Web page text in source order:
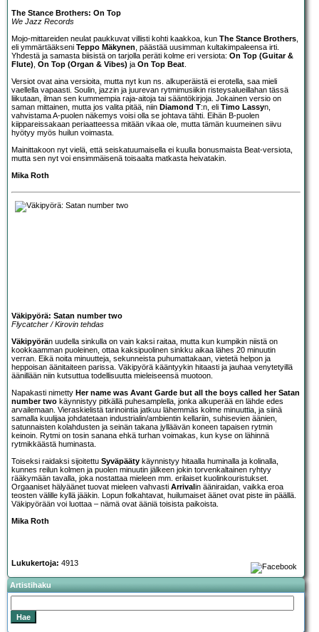
The Stance Brothers: On Top
We Jazz Records
Mojo-mittareiden neulat paukkuvat villisti kohti kaakkoa, kun The Stance Brothers
eli ymmärtääkseni Teppo Mäkynen , päästää uusimman kultakimpaleensa irti.
Yhdestä ja samasta biisistä on tarjolla peräti kolme eri versiota: On Top (Guitar &
Flute) On Top (Organ & Vibes) ja On Top Beat
Versiot ovat aina versioita, mutta nyt kun ns. alkuperäistä ei erotella, saa mieli
vaellella vapaasti. Soulin, jazzin ja juurevan rytmimusiikin risteysalueillahan tässä
liikutaan, ilman sen kummempia raja-aitoja tai sääntökirjoja. Jokainen versio on
saman mittainen, mutta jos valita pitää, niin Diamond T:n, eli Timo Lassyn,
vahvistama A-puolen näkemys voisi olla se johtava tähti. Eihän B-puolen
kiippareissakaan periaatteessa mitään vikaa ole, mutta tämän kuumeinen siivu
hyötyy myös huilun voimasta.
Mainittakoon nyt vielä, että seiskatuumaisella ei kuulla bonusmaista Beat-versiota,
mutta sen nyt voi ensimmäisenä toisaalta matkasta heivatakin.
Mika Roth
Väkipyörä: Satan number two
Flycatcher / Kirovin tehdas
Väkipyörän uudella sinkulla on vain kaksi raitaa, mutta kun kumpikin niistä on
kookkaamman puoleinen, ottaa kaksipuolinen sinkku aikaa lähes 20 minuutin
verran. Eikä noita minuutteja, sekunneista puhumattakaan, vietetä helpon ja
heppoisan äänitaiteen parissa. Väkipyörä kääntyykin hitaasti ja jauhaa venytetyillä
äänillään niin kutsuttua todellisuutta mieleiseensä muotoon.
Napakasti nimetty Her name was Avant Garde but all the boys called her Satan
number two käynnistyy pitkällä puhesamplella, jonka alkuperää en lähde edes
arvailemaan. Vieraskielistä tarinointia jatkuu lähemmäs kolme minuuttia, ja siinä
samalla kuulijaa johdatetaan industrialin/ambientin kellariin, suhisevien äänien,
satunnaisten kolahdusten ja seinän takana jylläävän koneen tapaisen rytmin
keinoin. Rytmi on tosin sanana ehkä turhan voimakas, kun kyse on lähinnä
rytmikkäästä huminasta.
Toiseksi raidaksi sijoitettu Syväpääty käynnistyy hitaalla huminalla ja kolinalla,
kunnes reilun kolmen ja puolen minuutin jälkeen jokin torvenkaltainen ryhtyy
rääkymään tavalla, joka nostattaa mieleen mm. erilaiset kuolinkouristukset.
Orgaaniset hälyäänet tuovat mieleen vahvasti Arrivalin ääniraidan, vaikka eroa
teosten välille kyllä jääkin. Lopun folkahtavat, huilumaiset äänet ovat piste iin päällä.
Väkipyörään voi luottaa – nämä ovat ääniä toisista paikoista.
Mika Roth
Lukukertoja: 4913
Artistihaku